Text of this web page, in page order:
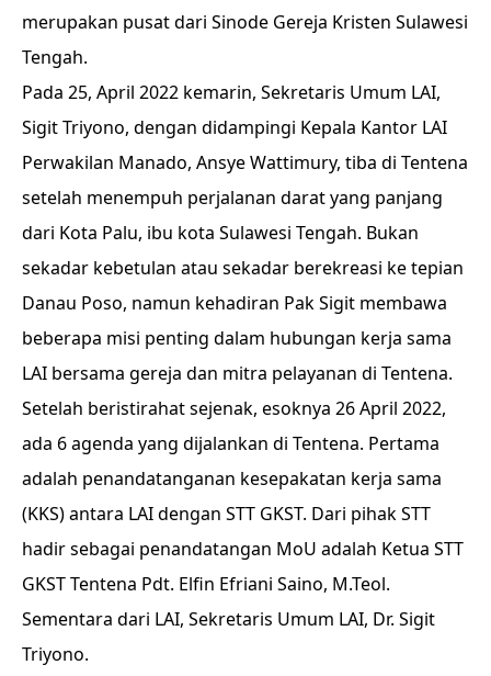
merupakan pusat dari Sinode Gereja Kristen Sulawesi
Tengah.
Pada 25, April 2022 kemarin, Sekretaris Umum LAI,
Sigit Triyono, dengan didampingi Kepala Kantor LAI
Perwakilan Manado, Ansye Wattimury, tiba di Tentena
setelah menempuh perjalanan darat yang panjang
dari Kota Palu, ibu kota Sulawesi Tengah. Bukan
sekadar kebetulan atau sekadar berekreasi ke tepian
Danau Poso, namun kehadiran Pak Sigit membawa
beberapa misi penting dalam hubungan kerja sama
LAI bersama gereja dan mitra pelayanan di Tentena.
Setelah beristirahat sejenak, esoknya 26 April 2022,
ada 6 agenda yang dijalankan di Tentena. Pertama
adalah penandatanganan kesepakatan kerja sama
(KKS) antara LAI dengan STT GKST. Dari pihak STT
hadir sebagai penandatangan MoU adalah Ketua STT
GKST Tentena Pdt. Elfin Efriani Saino, M.Teol.
Sementara dari LAI, Sekretaris Umum LAI, Dr. Sigit
Triyono.